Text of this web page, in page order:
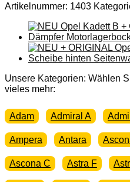
Artikelnummer: 1403
Unsere Kategorien: Wählen
vieles mehr:
Adam Admiral A
Ampera Antara
Ascona C Astra F